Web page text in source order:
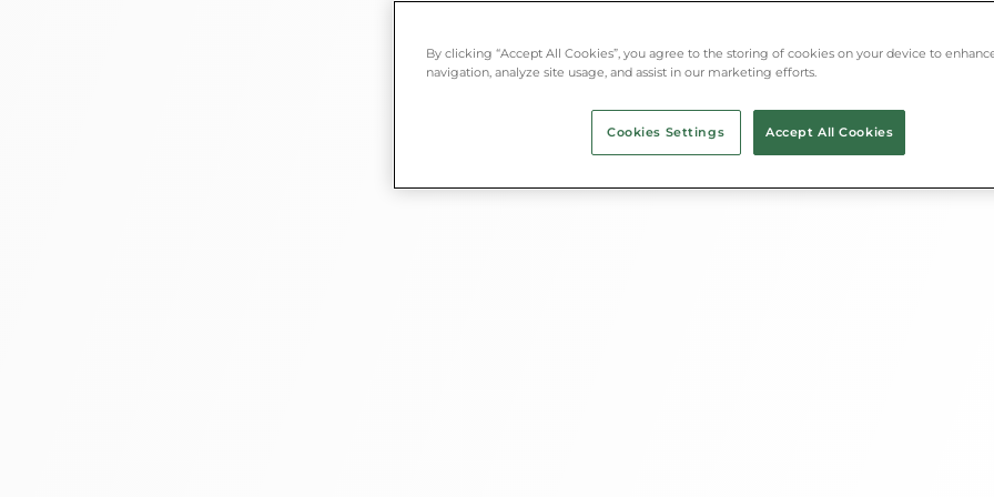
By clicking “Accept All Cookies”, you agree to the storing of cookies on your device to
navigation, analyze site usage, and assist in our marketing efforts.
Cookies Settings Accept All Cookies